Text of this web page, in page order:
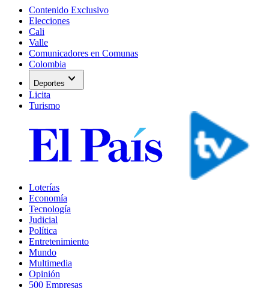
Contenido Exclusivo
Elecciones
Cali
Valle
Comunicadores en Comunas
Colombia
Deportes expand_more
Licita
Turismo
Loterías
Economía
Tecnología
Judicial
Política
Entretenimiento
Mundo
Multimedia
Opinión
500 Empresas